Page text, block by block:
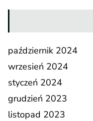
październik 2024
wrzesień 2024
styczeń 2024
grudzień 2023
listopad 2023